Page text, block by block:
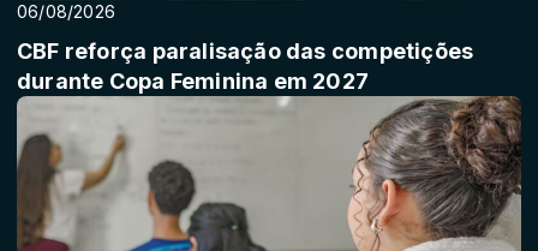
06/08/2026
CBF reforça paralisação das competições
durante Copa Feminina em 2027